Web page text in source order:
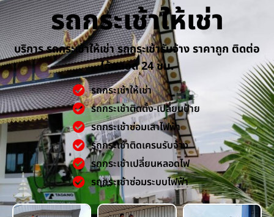
รถกระเช้าให้เช่า
บริการ รถกระเช้าให้เช่า รถกระเช้ารับจ้าง ราคาถูก ติดต่อ
ได้ตลอด 24 ชม.
รถกระเช้าให้เช่า
รถกระเช้าติดตั้ง-เปลี่ยนป้าย
รถกระเช้าซ่อมเสาไฟฟ้า
รถกระเช้าติดเครนรับจ้าง
รถกระเช้าเปลี่ยนหลอดไฟ
รถกระเช้าซ่อมระบบไฟฟ้า